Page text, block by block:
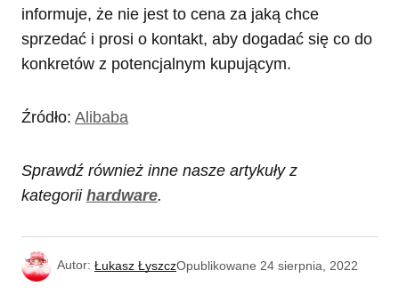
informuje, że nie jest to cena za jaką chce
sprzedać i prosi o kontakt, aby dogadać się co do
konkretów z potencjalnym kupującym.
Źródło: Alibaba
Sprawdź również inne nasze artykuły z
kategorii hardware.
Autor: Łukasz ŁyszczOpublikowane 24 sierpnia, 2022